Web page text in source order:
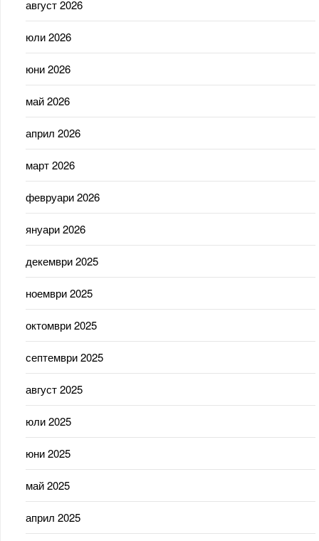
август 2026
юли 2026
юни 2026
май 2026
април 2026
март 2026
февруари 2026
януари 2026
декември 2025
ноември 2025
октомври 2025
септември 2025
август 2025
юли 2025
юни 2025
май 2025
април 2025